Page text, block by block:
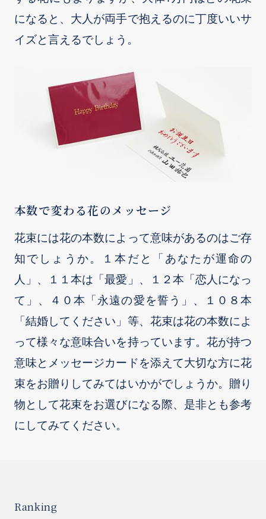
になると、大人が両手で抱えるのに丁度いいサ
イズと言えるでしょう。
本数で変わる花のメッセージ
花束には花の本数によって意味があるのはご存
知でしょうか。１本だと「あなたが運命の
人」、１１本は「最愛」、１２本「恋人になっ
て」、４０本「永遠の愛を誓う」、１０８本
「結婚してください」等、花束は花の本数によ
って様々な意味合いを持っています。花が持つ
意味とメッセージカードを添えて大切な方に花
束をお贈りしてみてはいかがでしょうか。贈り
物として花束をお選びになる際、是非とも参考
にしてみてください。